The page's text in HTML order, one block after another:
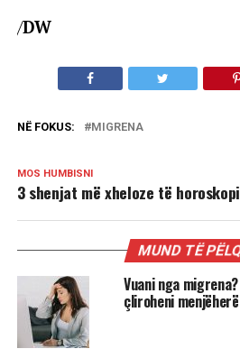
/DW
NË FOKUS: MIGRENA
MOS HUMBISNI
3 shenjat më xheloze të
MUND TË
Vuani nga
çliroheni